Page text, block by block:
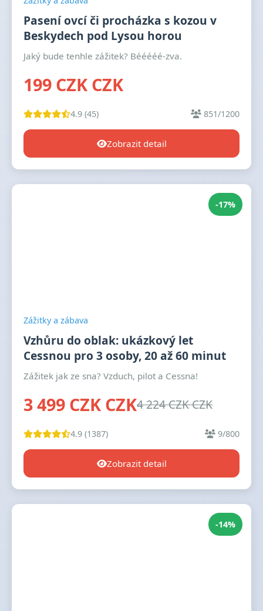
Pasení ovcí či procházka s kozou v
Beskydech pod Lysou horou
Jaký bude tenhle zážitek? Bééééé-zva.
199 CZK CZK
4.9 (45) 851/1200
Zobrazit detail
-17%
Zážitky a zábava
Vzhůru do oblak: ukázkový let
Cessnou pro 3 osoby, 20 až 60 minut
Zážitek jak ze sna? Vzduch, pilot a Cessna!
3 499 CZK CZK4 224 CZK CZK
4.9 (1387) 9/800
Zobrazit detail
-14%